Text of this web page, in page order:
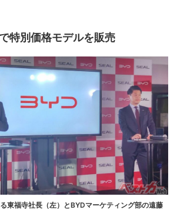
特別価格モデルを販売
東福寺社長（左）とBYDマーケティング部の遠藤